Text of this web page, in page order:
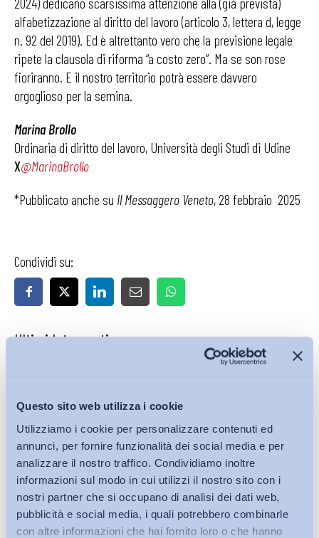
Questo sito web utilizza i cookie
Utilizziamo i cookie per personalizzare contenuti ed
annunci, per fornire funzionalità dei social media e per
analizzare il nostro traffico. Condividiamo inoltre
informazioni sul modo in cui utilizzi il nostro sito con i
nostri partner che si occupano di analisi dei dati web,
pubblicità e social media, i quali potrebbero combinarle
con altre informazioni che hai fornito loro o che hanno
alfabetizzazione al diritto del lavoro (articolo 3, lettera d, legge
n. 92 del 2019). Ed è altrettanto vero che la previsione legale
ripete la clausola di riforma “a costo zero”. Ma se son rose
fioriranno. E il nostro territorio potrà essere davvero
orgoglioso per la semina.
Marina Brollo
Ordinaria di diritto del lavoro, Università degli Studi di Udine
X@MarinaBrollo
*Pubblicato anche su Il Messaggero Veneto, 28 febbraio 2025
Condividi su:
Ultimi Interventi